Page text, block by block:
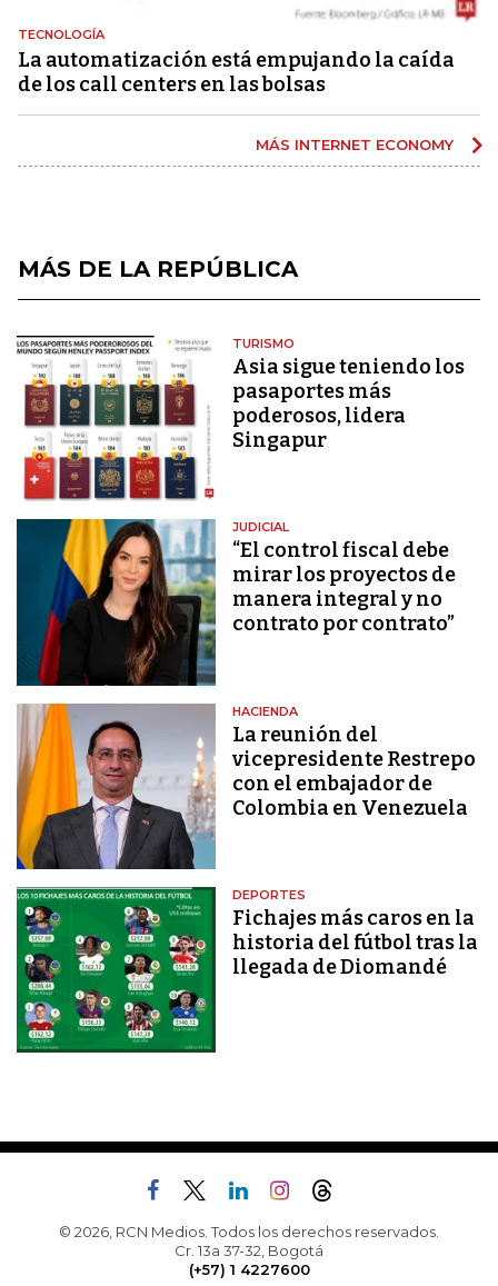
TECNOLOGÍA
La automatización está empujando la caída
de los call centers en las bolsas
MÁS INTERNET ECONOMY
MÁS DE LA REPÚBLICA
TURISMO
Asia sigue teniendo los
pasaportes más
poderosos, lidera
Singapur
JUDICIAL
“El control fiscal debe
mirar los proyectos de
manera integral y no
contrato por contrato”
HACIENDA
La reunión del
vicepresidente Restrepo
con el embajador de
Colombia en Venezuela
DEPORTES
Fichajes más caros en la
historia del fútbol tras la
llegada de Diomandé
© 2026, RCN Medios. Todos los derechos reservados.
Cr. 13a 37-32, Bogotá
(+57) 1 4227600